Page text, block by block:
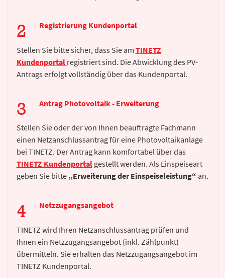
Registrierung Kundenportal
Stellen Sie bitte sicher, dass Sie am TINETZ
Kundenportal registriert sind. Die Abwicklung des PV-
Antrags erfolgt vollständig über das Kundenportal.
Antrag Photovoltaik - Erweiterung
Stellen Sie oder der von Ihnen beauftragte Fachmann
einen Netzanschlussantrag für eine Photovoltaikanlage
bei TINETZ. Der Antrag kann komfortabel über das
TINETZ Kundenportalgestellt werden. Als Einspeiseart
geben Sie bitte „Erweiterung der Einspeiseleistung“ an.
Netzzugangsangebot
TINETZ wird Ihren Netzanschlussantrag prüfen und
Ihnen ein Netzzugangsangebot (inkl. Zählpunkt)
übermitteln. Sie erhalten das Netzzugangsangebot im
TINETZ Kundenportal.